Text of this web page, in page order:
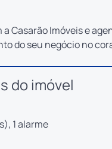
Casarão Imóveis e
do seu negócio no
do imóvel
1 alarme